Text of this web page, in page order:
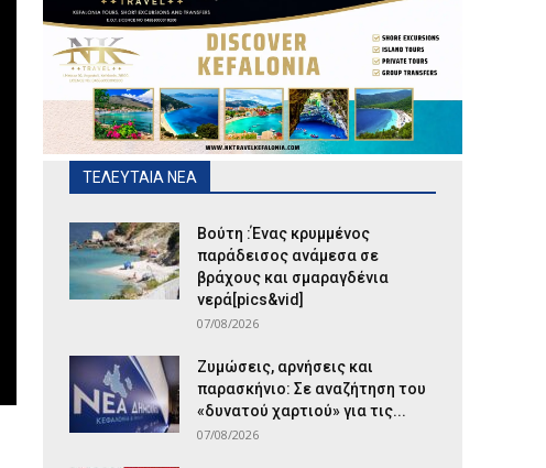
ΤΕΛΕΥΤΑΙΑ ΝΕΑ
Βούτη :Ένας κρυμμένος
παράδεισος ανάμεσα σε
βράχους και σμαραγδένια
νερά[pics&vid]
07/08/2026
Ζυμώσεις, αρνήσεις και
παρασκήνιο: Σε αναζήτηση του
«δυνατού χαρτιού» για τις...
07/08/2026